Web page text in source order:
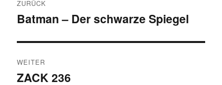
ZURÜCK
Vorheriger
Batman – Der schwarze Spiegel
WEITER
Nächster
ZACK 236